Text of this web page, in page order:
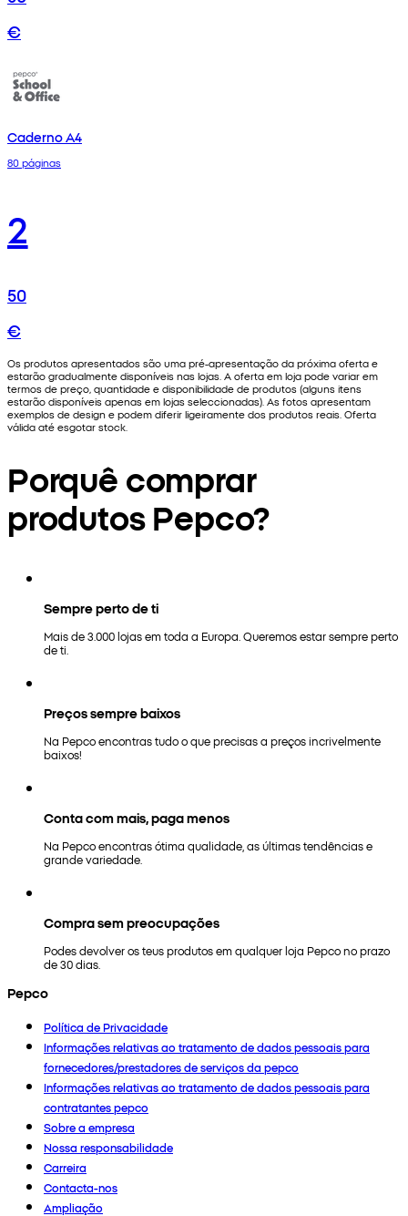
€
Caderno A4
80 páginas
2
50
€
Os produtos apresentados são uma pré-apresentação da próxima oferta e
estarão gradualmente disponíveis nas lojas. A oferta em loja pode variar em
termos de preço, quantidade e disponibilidade de produtos (alguns itens
estarão disponíveis apenas em lojas seleccionadas). As fotos apresentam
exemplos de design e podem diferir ligeiramente dos produtos reais. Oferta
válida até esgotar stock.
Porquê comprar
produtos Pepco?
Sempre perto de ti
Mais de 3.000 lojas em toda a Europa. Queremos estar sempre perto
de ti.
Preços sempre baixos
Na Pepco encontras tudo o que precisas a preços incrivelmente
baixos!
Conta com mais, paga menos
Na Pepco encontras ótima qualidade, as últimas tendências e
grande variedade.
Compra sem preocupações
Podes devolver os teus produtos em qualquer loja Pepco no prazo
de 30 dias.
Pepco
Política de Privacidade
Informações relativas ao tratamento de dados pessoais para
fornecedores/prestadores de serviços da pepco
Informações relativas ao tratamento de dados pessoais para
contratantes pepco
Sobre a empresa
Nossa responsabilidade
Carreira
Contacta-nos
Ampliação